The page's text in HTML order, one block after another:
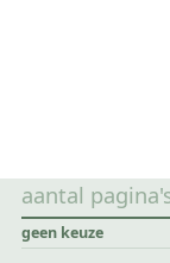
aantal
geen keuze